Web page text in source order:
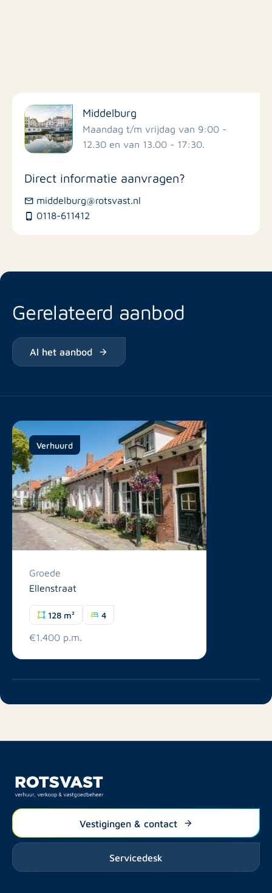
Filter op faciliteiten
Scholen
Busstations
Middelburg
Maandag t/m vrijdag van 9:00 -
12.30 en van 13.00 - 17:30.
Direct informatie aanvragen?
middelburg@rotsvast.nl
0118-611412
Gerelateerd aanbod
Al het aanbod
Verhuurd
Groede
Ellenstraat
128 m² 4
€1.400 p.m.
Vestigingen & contact
Servicedesk